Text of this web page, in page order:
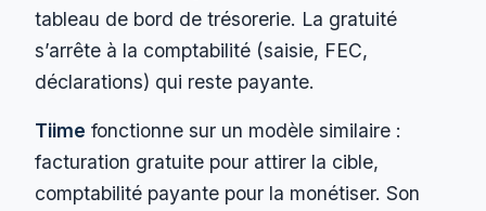
tableau de bord de trésorerie. La gratuité
s’arrête à la comptabilité (saisie, FEC,
déclarations) qui reste payante.
Tiime fonctionne sur un modèle similaire :
facturation gratuite pour attirer la cible,
comptabilité payante pour la monétiser. Son